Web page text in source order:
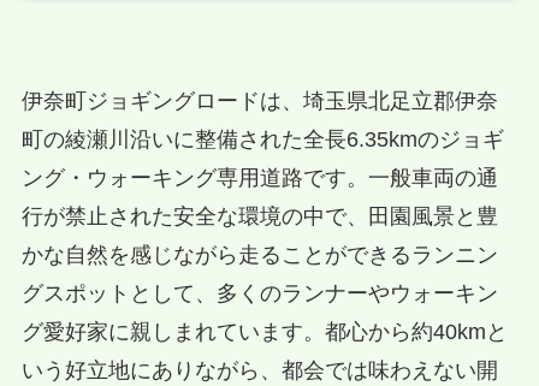
伊奈町ジョギングロードは、埼玉県北足立郡伊奈
町の綾瀬川沿いに整備された全長6.35kmのジョギ
ング・ウォーキング専用道路です。一般車両の通
行が禁止された安全な環境の中で、田園風景と豊
かな自然を感じながら走ることができるランニン
グスポットとして、多くのランナーやウォーキン
グ愛好家に親しまれています。都心から約40kmと
いう好立地にありながら、都会では味わえない開